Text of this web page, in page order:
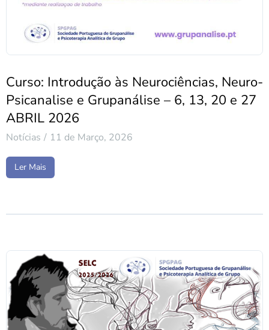
Curso: Introdução às Neurociências, Neuro-
Psicanalise e Grupanálise – 6, 13, 20 e 27
ABRIL 2026
Notícias 11 de Março, 2026
Ler Mais